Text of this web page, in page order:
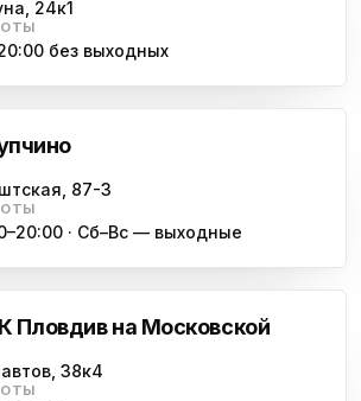
24к1
без выходных
87-3
· Сб–Вс — выходные
Пловдив на Московской
38к4